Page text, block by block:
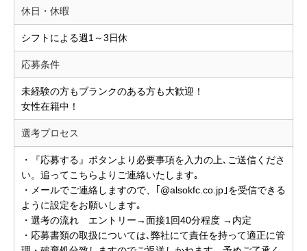
休日・休暇
シフトによる週1～3日休
応募条件
未経験の方もブランクのある方も大歓迎！
女性在籍中！
選考プロセス
・『応募する』ボタンより必要事項を入力の上､ご送信くださ
い。追ってこちらよりご連絡いたします｡
・メールでご連絡しますので、｢@alsokfc.co.jp｣を受信できる
ように設定をお願いします｡
・選考の流れ エントリー→面接1回40分程度 →内定
・応募書類の取扱については､弊社にて責任を持って適正に管